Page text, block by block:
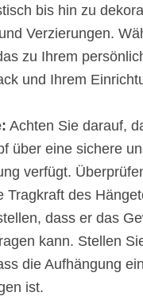
bis hin zu
Verzierungen.
zu Ihrem
und Ihrem
Achten Sie darauf,
über eine sichere
verfügt.
Tragkraft des
dass er das
kann. Stellen
die Aufhängung
ist.